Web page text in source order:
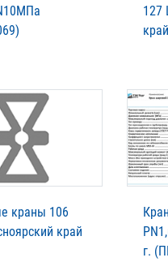
127
край
краны 106
край
г.